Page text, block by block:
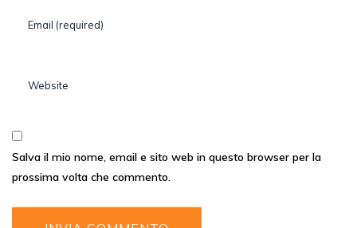
Salva il mio nome, email e sito web in questo browser per la
prossima volta che commento.